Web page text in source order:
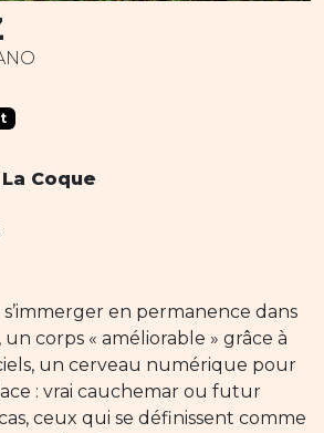
Coque
en permanence dans
corps « améliorable » grâce à
un cerveau numérique pour
: vrai cauchemar ou futur
ceux qui se définissent comme